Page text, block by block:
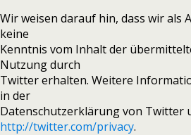
Wir weisen darauf hin, dass wir als
keine
Kenntnis vom Inhalt der
Nutzung durch
Twitter erhalten. Weitere
in der
Datenschutzerklärung von Twitter
http://twitter.com/privacy.